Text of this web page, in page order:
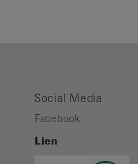
Social Media
Facebook
Lien